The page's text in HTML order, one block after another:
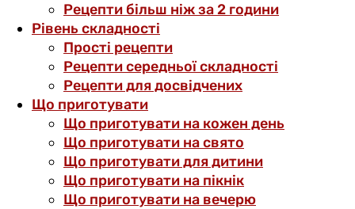
Рецепти більш ніж за 2 години
Рівень складності
Прості рецепти
Рецепти середньої складності
Рецепти для досвідчених
Що приготувати
Що приготувати на кожен день
Що приготувати на свято
Що приготувати для дитини
Що приготувати на пікнік
Що приготувати на вечерю